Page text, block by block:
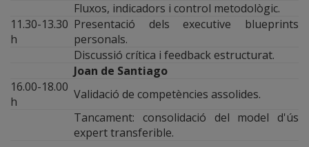
Fluxos, indicadors i control metodològic.
11.30-13.30
h
Presentació dels executive blueprints
personals.
Discussió crítica i feedback estructurat.
Joan de Santiago
16.00-18.00
h
Validació de competències assolides.
Tancament: consolidació del model d'ús
expert transferible.